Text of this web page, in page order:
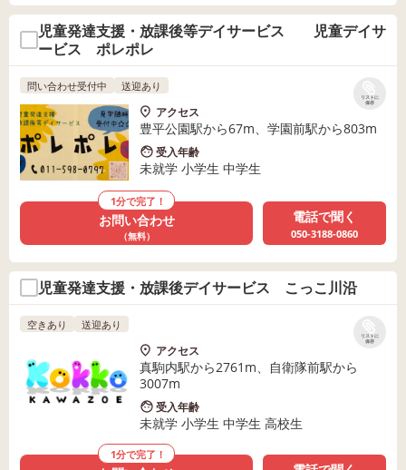
児童発達支援・放課後等デイサービス 児童デイサ
ービス ポレポレ
リストに
保存
問い合わせ受付中 送迎あり
アクセス
豊平公園駅から67m、学園前駅から803m
受入年齢
未就学 小学生 中学生
1分で完了！
お問い合わせ
（無料）
電話で聞く
050-3188-0860
児童発達支援・放課後デイサービス こっこ川沿
リストに
保存
空きあり 送迎あり
アクセス
真駒内駅から2761m、自衛隊前駅から
3007m
受入年齢
未就学 小学生 中学生 高校生
1分で完了！